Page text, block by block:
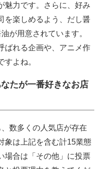
魅力です。さらに、好み
を楽しめるよう、だし醤
が用意されています。
ばれる企画や、アニメ作
よね。
たが一番好きなお店
数多くの人気店が存在
象は上記を含む計15業態
場合は「その他」に投票